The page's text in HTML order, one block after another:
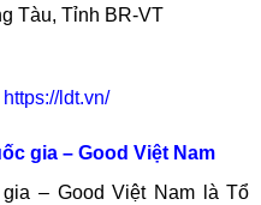
Tàu, Tỉnh BR-VT
https://ldt.vn/
gia – Good Việt Nam
– Good Việt Nam là Tổ